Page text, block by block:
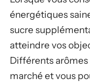
énergétiques
sucre
atteindre vos
Différents
marché et vous